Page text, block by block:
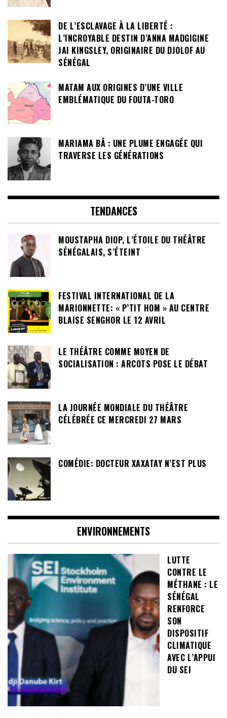
DE L’ESCLAVAGE À LA LIBERTÉ :
L’INCROYABLE DESTIN D’ANNA MADGIGINE
JAI KINGSLEY, ORIGINAIRE DU DJOLOF AU
SÉNÉGAL
MATAM AUX ORIGINES D’UNE VILLE
EMBLÉMATIQUE DU FOUTA-TORO
MARIAMA BÂ : UNE PLUME ENGAGÉE QUI
TRAVERSE LES GÉNÉRATIONS
TENDANCES
MOUSTAPHA DIOP, L’ÉTOILE DU THÉÂTRE
SÉNÉGALAIS, S’ÉTEINT
FESTIVAL INTERNATIONAL DE LA
MARIONNETTE: « P’TIT HOM » AU CENTRE
BLAISE SENGHOR LE 12 AVRIL
LE THÉÂTRE COMME MOYEN DE
SOCIALISATION : ARCOTS POSE LE DÉBAT
LA JOURNÉE MONDIALE DU THÉÂTRE
CÉLÉBRÉE CE MERCREDI 27 MARS
COMÉDIE: DOCTEUR XAXATAY N’EST PLUS
ENVIRONNEMENTS
LUTTE
CONTRE LE
MÉTHANE : LE
SÉNÉGAL
RENFORCE
SON
DISPOSITIF
CLIMATIQUE
AVEC L’APPUI
DU SEI